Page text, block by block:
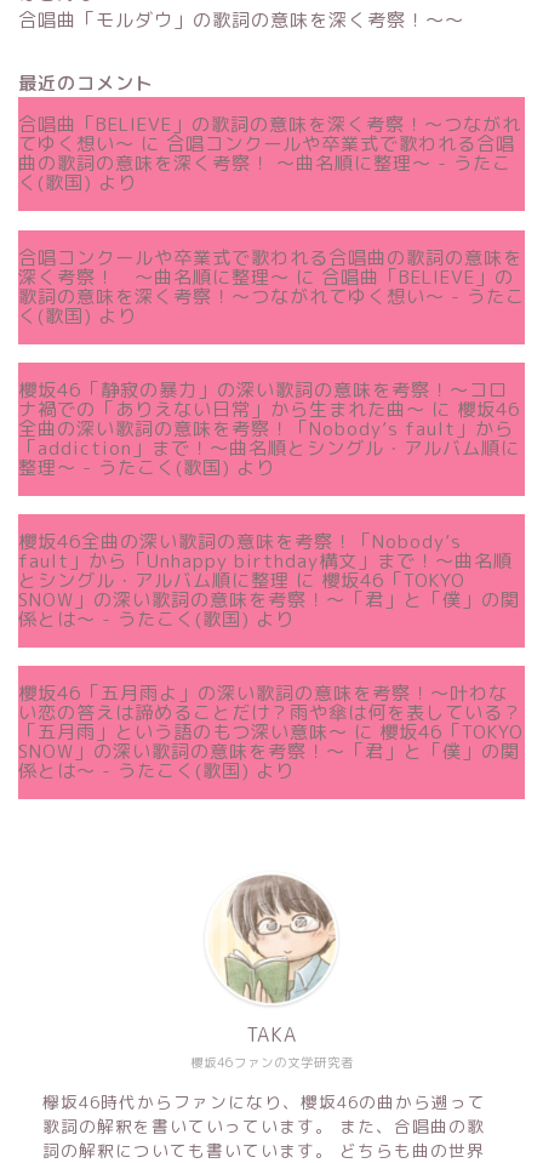
合唱曲「モルダウ」の歌詞の意味を深く考察！〜〜
最近のコメント
合唱曲「BELIEVE」の歌詞の意味を深く考察！〜つながれ
てゆく想い〜 に 合唱コンクールや卒業式で歌われる合唱
曲の歌詞の意味を深く考察！ 〜曲名順に整理〜 - うたこ
く(歌国) より
合唱コンクールや卒業式で歌われる合唱曲の歌詞の意味を
深く考察！ 〜曲名順に整理〜 に 合唱曲「BELIEVE」の
歌詞の意味を深く考察！〜つながれてゆく想い〜 - うたこ
く(歌国) より
櫻坂46「静寂の暴力」の深い歌詞の意味を考察！〜コロ
ナ禍での「ありえない日常」から生まれた曲～ に 櫻坂46
全曲の深い歌詞の意味を考察！「Nobody’s fault」から
「addiction」まで！〜曲名順とシングル・アルバム順に
整理～ - うたこく(歌国) より
櫻坂46全曲の深い歌詞の意味を考察！「Nobody’s
fault」から「Unhappy birthday構文」まで！〜曲名順
とシングル・アルバム順に整理 に 櫻坂46「TOKYO
SNOW」の深い歌詞の意味を考察！〜「君」と「僕」の関
係とは～ - うたこく(歌国) より
櫻坂46「五月雨よ」の深い歌詞の意味を考察！〜叶わな
い恋の答えは諦めることだけ？雨や傘は何を表している？
「五月雨」という語のもつ深い意味～ に 櫻坂46「TOKYO
SNOW」の深い歌詞の意味を考察！〜「君」と「僕」の関
係とは～ - うたこく(歌国) より
櫻坂46ファンの文学研究者
TAKA
欅坂46時代からファンになり、櫻坂46の曲から遡って
歌詞の解釈を書いていっています。 また、合唱曲の歌
詞の解釈についても書いています。 どちらも曲の世界